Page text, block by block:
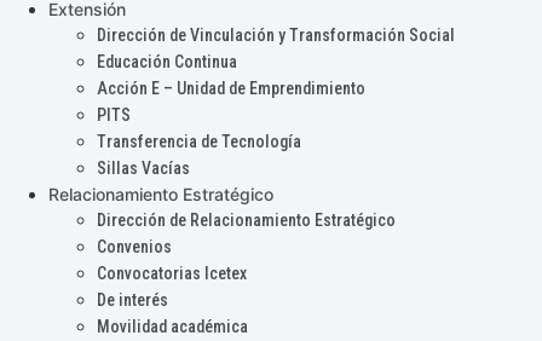
Extensión
Dirección de Vinculación y Transformación Social
Educación Continua
Acción E – Unidad de Emprendimiento
PITS
Transferencia de Tecnología
Sillas Vacías
Relacionamiento Estratégico
Dirección de Relacionamiento Estratégico
Convenios
Convocatorias Icetex
De interés
Movilidad académica